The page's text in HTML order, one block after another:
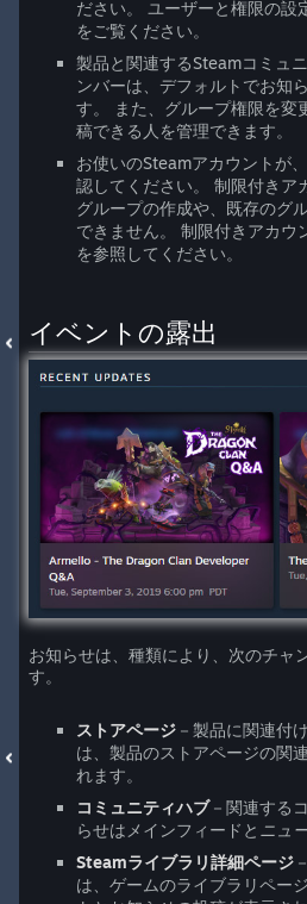
ださい。 ユーザーと権限の設
をご覧ください。
製品と関連するSteamコミュ
ンバーは、デフォルトでお知
す。 また、グループ権限を変
稿できる人を管理できます。
お使いのSteamアカウントが
認してください。 制限付きア
グループの作成や、既存のグ
できません。 制限付きアカウ
を参照してください。
イベントの露出
お知らせは、種類により、次のチャ
す。
ストアページ －製品に関連付
は、製品のストアページの関
れます。
コミュニティハブ－関連する
らせはメインフィードと ニュ
Steamライブラリ詳細ページ
は、ゲームのライブラリペー